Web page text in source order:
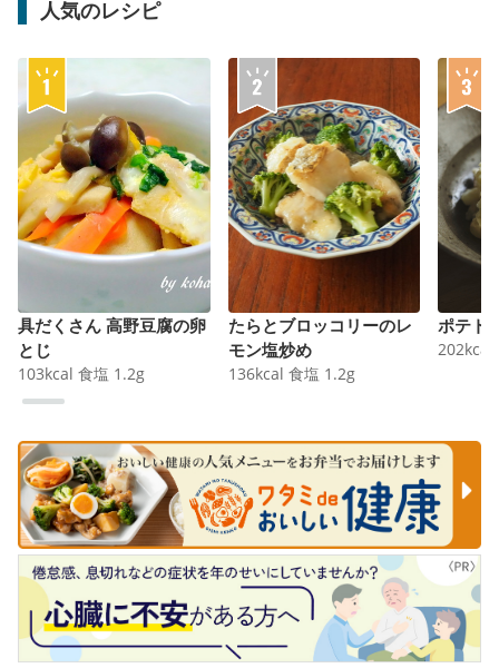
人気のレシピ
具だくさん 高野豆腐の卵
とじ
103kcal 食塩 1.2g
たらとブロッコリーのレ
モン塩炒め
136kcal 食塩 1.2g
ポテト
202kcal